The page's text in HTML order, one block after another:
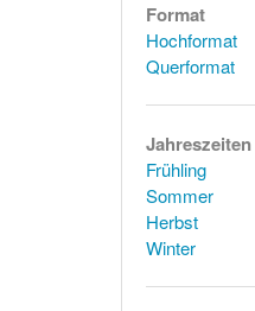
Format
Hochformat
Querformat
Jahreszeiten
Frühling
Sommer
Herbst
Winter